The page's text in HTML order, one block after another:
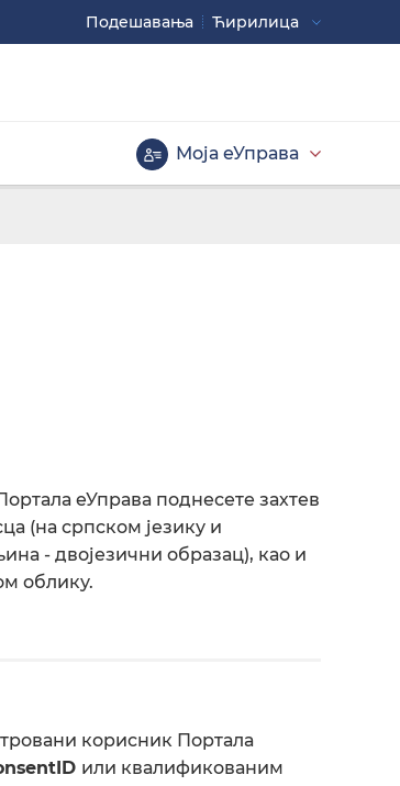
Моја еУправа
Ћирилица
Подешавaња
еУправа поднесете захтев
(на српском језику и
- двојезични образац), као и
облику.
корисник Портала
или квалификованим